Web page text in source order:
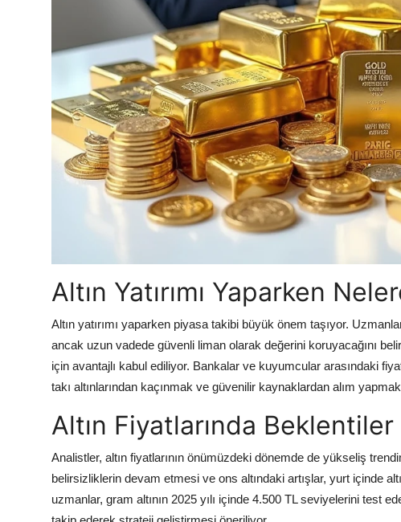
Altın Yatırımı Yaparken
Altın yatırımı yaparken piyasa takibi büyük önem taşıyor.
ancak uzun vadede güvenli liman olarak değerini koruyacağını
için avantajlı kabul ediliyor. Bankalar ve kuyumcular arasındaki
takı altınlarından kaçınmak ve güvenilir kaynaklardan alım
Altın Fiyatlarında Beklentiler
Analistler, altın fiyatlarının önümüzdeki dönemde de yükseliş
belirsizliklerin devam etmesi ve ons altındaki artışlar, yurt içinde
uzmanlar, gram altının 2025 yılı içinde 4.500 TL seviyelerini test